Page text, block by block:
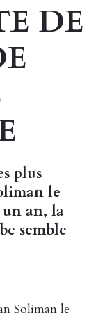
DE
plus
le
an, la
semble
Soliman le